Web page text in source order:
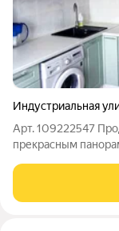
Индустриальная
Арт. 109222547
прекрасным
что обеспечивает
запахов. ТСЖ, в